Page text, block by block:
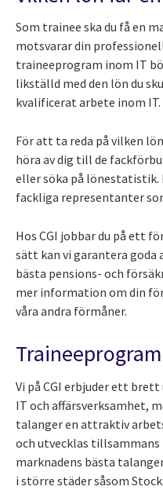
Som trainee ska du få en
motsvarar din
traineeprogram inom IT
likställd med den lön du
kvalificerat arbete inom IT.
För att ta reda på vilken
höra av dig till de
eller söka på
fackliga representanter
Hos CGI jobbar du på ett
sätt kan vi garantera
bästa pensions- och
mer information om din
våra andra förmåner.
Vi på CGI erbjuder ett
IT och affärsverksamhet,
talanger en attraktiv
och utvecklas tillsammans
marknadens bästa
i större städer såsom